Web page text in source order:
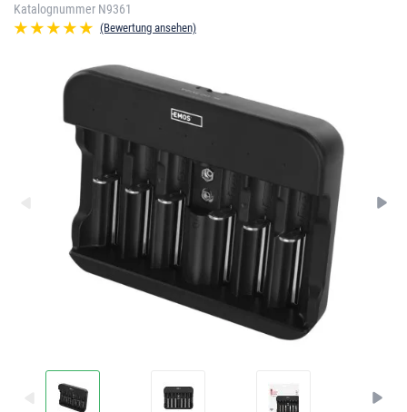
Katalognummer N9361
(Bewertung ansehen)